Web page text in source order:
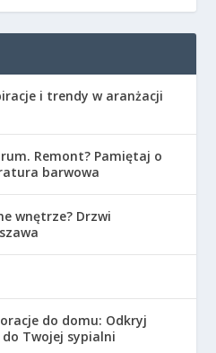
i trendy w aranżacji
Remont? Pamiętaj o
barwowa
wnętrze? Drzwi
do domu: Odkryj
Twojej sypialni